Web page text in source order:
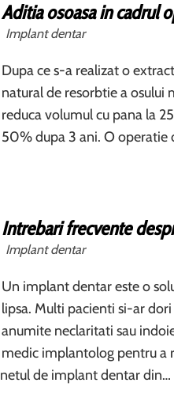
Aditia osoasa in cadrul
Implant dentar
Dupa ce s-a realizat o
natural de resorbtie a osului
reduca volumul cu pana la
50% dupa 3 ani. O operatie
Intrebari frecvente
Implant dentar
Un implant dentar este o
lipsa. Multi pacienti si-ar
anumite neclaritati sau
medic implantolog pentru a
de implant dentar din…